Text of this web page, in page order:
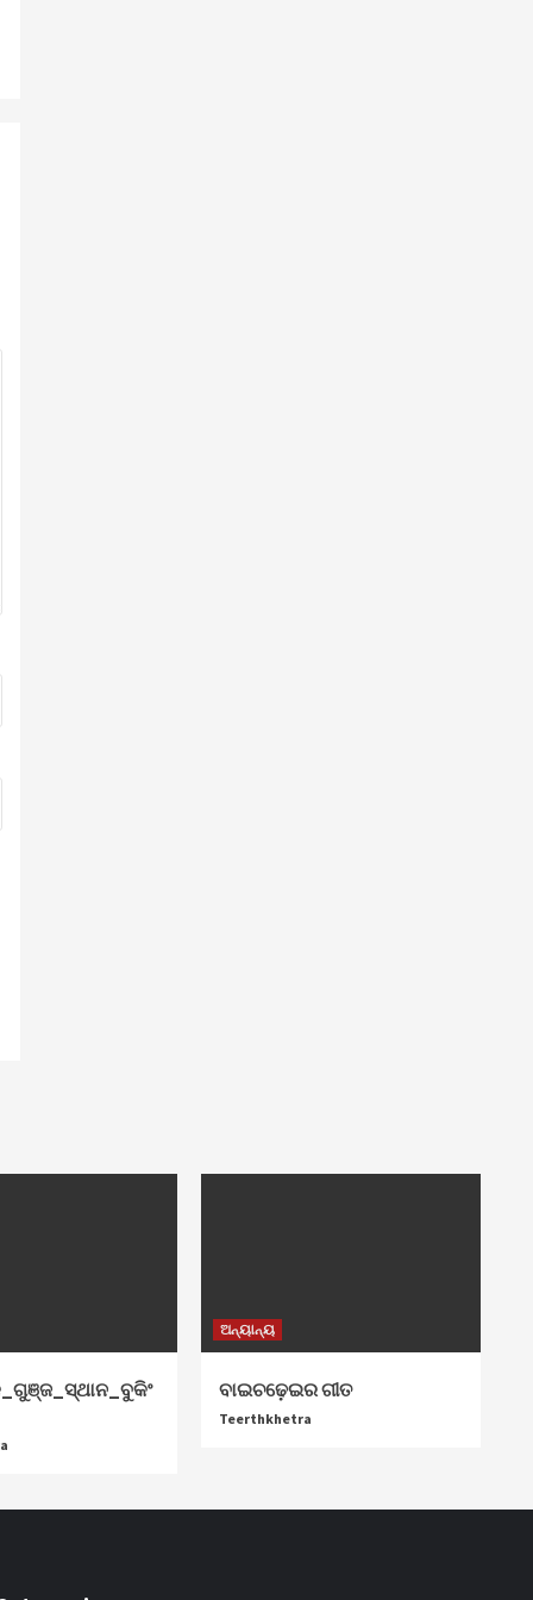
ଅନ୍ୟାନ୍ୟ
ବାଇଚଢ଼େଇର ଗୀତ
Teerthkhetra